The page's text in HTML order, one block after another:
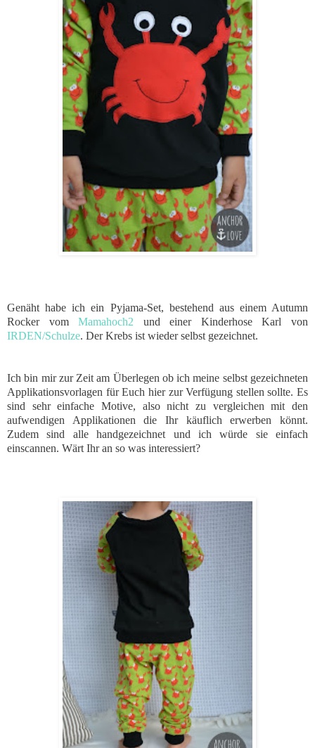
Genäht habe ich ein Pyjama-Set, bestehend aus einem Autumn
Rocker vomMamahoch2 und einer Kinderhose Karl von
IRDEN/Schulze. Der Krebs ist wieder selbst gezeichnet.
Ich bin mir zur Zeit am Überlegen ob ich meine selbst gezeichneten
Applikationsvorlagen für Euch hier zur Verfügung stellen sollte. Es
sind sehr einfache Motive, also nicht zu vergleichen mit den
aufwendigen Applikationen die Ihr käuflich erwerben könnt.
Zudem sind alle handgezeichnet und ich würde sie einfach
einscannen. Wärt Ihr an so was interessiert?